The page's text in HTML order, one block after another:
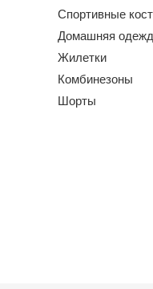
Спортивные
Домашняя
Жилетки
Комбинезоны
Шорты